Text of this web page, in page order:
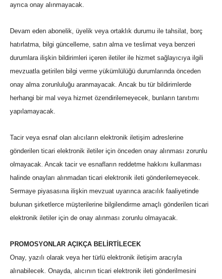
ayrıca onay alınmayacak.
Devam eden abonelik, üyelik veya ortaklık durumu ile tahsilat, borç
hatırlatma, bilgi güncelleme, satın alma ve teslimat veya benzeri
durumlara ilişkin bildirimleri içeren iletiler ile hizmet sağlayıcıya ilgili
mevzuatla getirilen bilgi verme yükümlülüğü durumlarında önceden
onay alma zorunluluğu aranmayacak. Ancak bu tür bildirimlerde
herhangi bir mal veya hizmet özendirilemeyecek, bunların tanıtımı
yapılamayacak.
Tacir veya esnaf olan alıcıların elektronik iletişim adreslerine
gönderilen ticari elektronik iletiler için önceden onay alınması zorunlu
olmayacak. Ancak tacir ve esnafların reddetme hakkını kullanması
halinde onayları alınmadan ticari elektronik ileti gönderilemeyecek.
Sermaye piyasasına ilişkin mevzuat uyarınca aracılık faaliyetinde
bulunan şirketlerce müşterilerine bilgilendirme amaçlı gönderilen ticari
elektronik iletiler için de onay alınması zorunlu olmayacak.
PROMOSYONLAR AÇIKÇA BELİRTİLECEK
Onay, yazılı olarak veya her türlü elektronik iletişim aracıyla
alınabilecek. Onayda, alıcının ticari elektronik ileti gönderilmesini